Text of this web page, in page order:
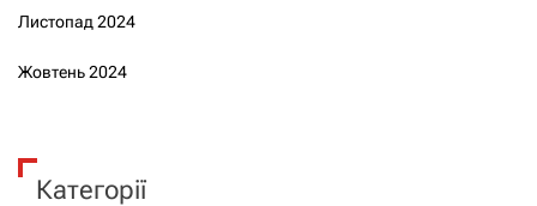
Листопад 2024
Жовтень 2024
Категорії